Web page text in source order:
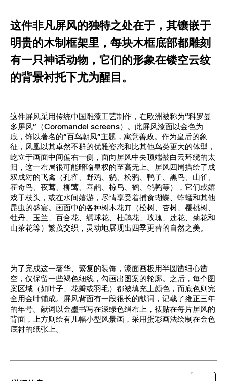
这件非凡屏风的独特之处在于，其镶嵌于
明贵的木制框架里，每块木框底部都雕刻
有一只神话动物，它们的形象在镂空云纹
的背景衬托下尤为醒目。
这件屏风采用传统中国雕漆工艺制作，在欧洲被称为“科罗曼
多屏风”（Coromandel screens）。此屏风漆面以金色为
底，饰以著名的“百鸟朝凤”主题，寓意善政。作为皇后的象
征，凤凰以其卓然不群的优雅姿态和比其他鸟类更大的体型，
屹立于画面中间偏右一侧，面向屏风中央顶端被白云环绕的太
阳，这一布局很可能暗喻皇权的至高无上。屏风四周描绘了成
双成对的飞禽（孔雀、野鸡、鹟、松鸦、鸭子、黑鸟、山雀、
霍奇鸟、夜莺、柳莺、喜鹊、椋鸟、鹤、鹌鹑等），它们或嬉
戏于枝头，或在水间嬉游，尽情享受着捕食蝴蝶、蚱蜢和其他
昆虫的盛宴。画面中的各种树木花卉（松树、杏树、樱桃树、
牡丹、玉兰、百合花、绣球花、杜鹃花、玫瑰、莲花、菊花和
山茶花等）繁茂交织，灵动地展现出四季更替的自然之美。
为了完成这一奢华、繁复的装饰，漆面画板用半圆凿细心凿
空，仅保留一些褐色细线，勾画出图案的轮廓。之后，每个图
案区域（如叶子、花瓣或羽毛）都被填充上颜色，而底色则完
全用金叶铺成。屏风背面有一段很长的献词，记载了雍正三年
的年号。献词以金墨书写在深绿色绢布上，裱贴在每片屏风的
背面，上方则绘有几幅小型风景画，采用蛋彩画法绘制在金色
底衬的纸张上。